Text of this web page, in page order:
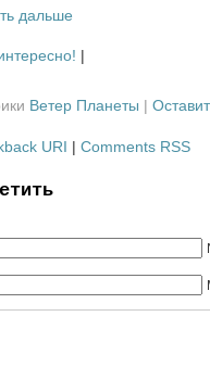
дальше
|
Ветер Планеты |
URI | Comments RSS